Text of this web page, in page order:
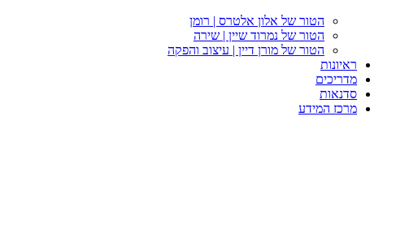
הטור של אלון אלטרס | רומן
הטור של נמרוד שיין | שירה
הטור של מורן דיין | עיצוב והפקה
ראיונות
מדריכים
סדנאות
מרכז המידע